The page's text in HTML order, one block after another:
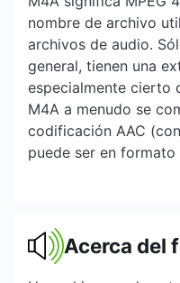
nombre de archivo
archivos de audio.
general, tienen una
especialmente cierto
M4A a menudo se
codificación AAC
puede ser en formato
Acerca del